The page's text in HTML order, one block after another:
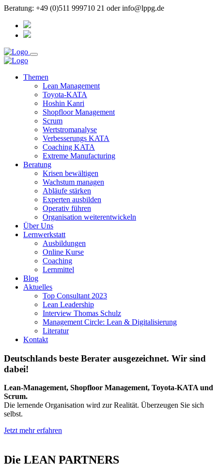
Beratung: +49 (0)511 999710 21 oder info@lppg.de
Themen
Lean Management
Toyota-KATA
Hoshin Kanri
Shopfloor Management
Scrum
Wertstromanalyse
Verbesserungs KATA
Coaching KATA
Extreme Manufacturing
Beratung
Krisen bewältigen
Wachstum managen
Abläufe stärken
Experten ausbilden
Operativ führen
Organisation weiterentwickeln
Über Uns
Lernwerkstatt
Ausbildungen
Online Kurse
Coaching
Lernmittel
Blog
Aktuelles
Top Consultant 2023
Lean Leadership
Interview Thomas Schulz
Management Circle: Lean & Digitalisierung
Literatur
Kontakt
Deutschlands beste Berater ausgezeichnet. Wir sind
dabei!
Lean-Management, Shopfloor Management, Toyota-KATA und
Scrum.
Die lernende Organisation wird zur Realität. Überzeugen Sie sich
selbst.
Jetzt mehr erfahren
Die LEAN PARTNERS